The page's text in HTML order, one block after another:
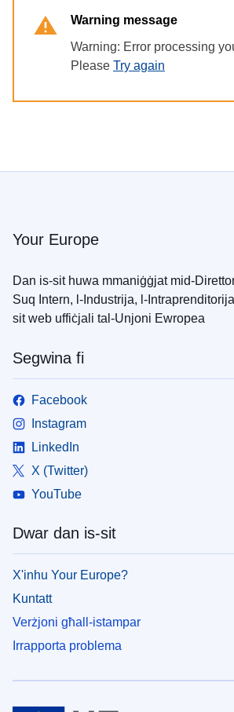
Warning message
Warning: Error processing
Please Try again
Your Europe
Dan is-sit huwa mmaniġġjat mid-
Suq Intern, l-Industrija, l-
sit web uffiċjali tal-Unjoni Ewropea
Segwina fi
Facebook
Instagram
LinkedIn
X (Twitter)
YouTube
Dwar dan is-sit
X'inhu Your Europe?
Kuntatt
Verżjoni għall-istampar
Irrapporta problema